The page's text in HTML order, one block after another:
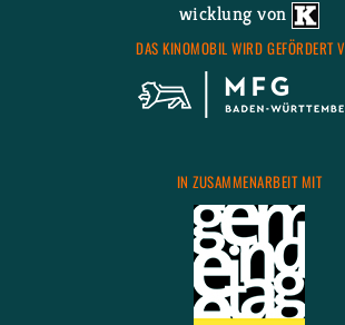
wick­lung von
DAS KI­NO­MO­BIL WIRD GE­FÖR­DERT
IN ZU­SAM­MEN­AR­BEIT MIT